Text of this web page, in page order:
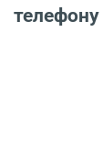
телефону